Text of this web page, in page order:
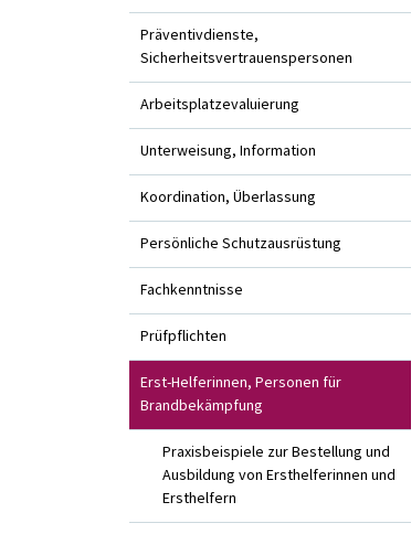
Präventivdienste,
Sicherheitsvertrauenspersonen
Arbeitsplatzevaluierung
Unterweisung, Information
Koordination, Überlassung
Persönliche Schutzausrüstung
Fachkenntnisse
Prüfpflichten
Erst-Helferinnen, Personen für
Brandbekämpfung
Praxisbeispiele zur Bestellung und
Ausbildung von Ersthelferinnen und
Ersthelfern